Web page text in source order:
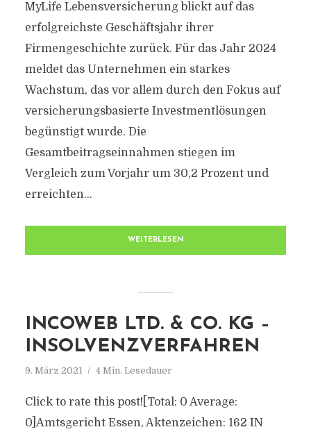
MyLife Lebensversicherung blickt auf das
erfolgreichste Geschäftsjahr ihrer
Firmengeschichte zurück. Für das Jahr 2024
meldet das Unternehmen ein starkes
Wachstum, das vor allem durch den Fokus auf
versicherungsbasierte Investmentlösungen
begünstigt wurde. Die
Gesamtbeitragseinnahmen stiegen im
Vergleich zum Vorjahr um 30,2 Prozent und
erreichten...
WEITERLESEN
INCOWEB LTD. & CO. KG –
INSOLVENZVERFAHREN
9. März 2021 4 Min. Lesedauer
Click to rate this post![Total: 0 Average:
0]Amtsgericht Essen, Aktenzeichen: 162 IN